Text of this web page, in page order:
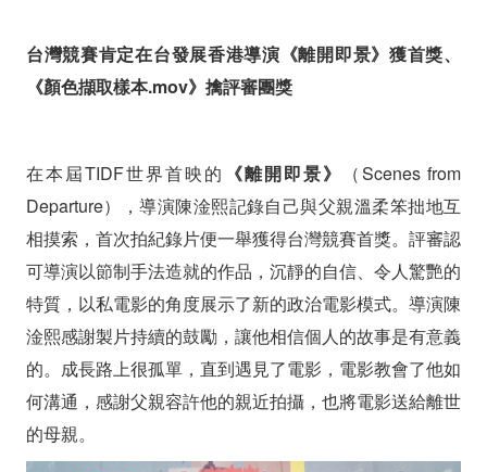
台灣競賽肯定在台發展香港導演《離開即景》獲首獎、
《顏色擷取樣本.mov》擒評審團獎
在本屆TIDF世界首映的 《離開即景》
（Scenes from
Departure），導演陳淦熙記錄自己與父親溫柔笨拙地互
相摸索，首次拍紀錄片便一舉獲得台灣競賽首獎。評審認
可導演以節制手法造就的作品，沉靜的自信、令人驚艷的
特質，以私電影的角度展示了新的政治電影模式。 導演陳
淦熙感謝製片持續的鼓勵，讓他相信個人的故事是有意義
的。成長路上很孤單，直到遇見了電影，電影教會了他如
何溝通，感謝父親容許他的親近拍攝，也將電影送給離世
的母親。